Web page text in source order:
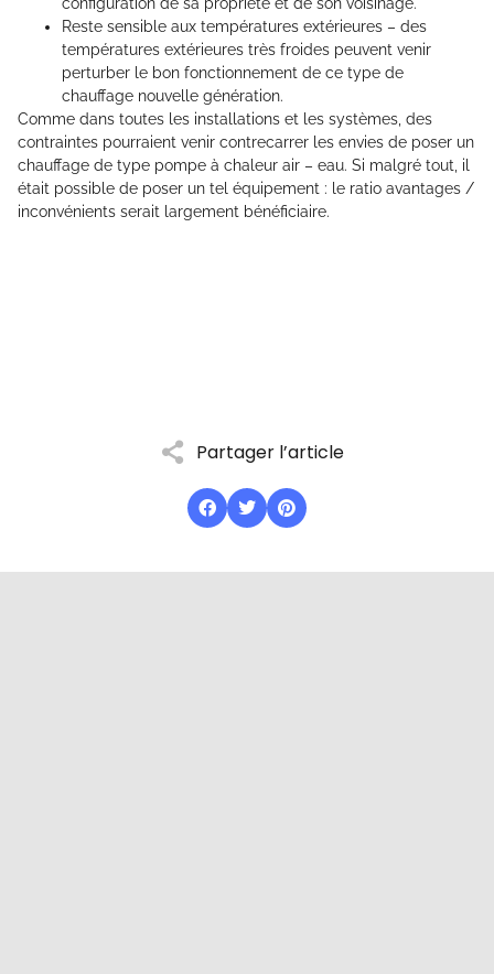
Partager l’article
configuration de sa propriété et de son voisinage.
Reste sensible aux températures extérieures – des
températures extérieures très froides peuvent venir
perturber le bon fonctionnement de ce type de
chauffage nouvelle génération.
Comme dans toutes les installations et les systèmes, des
contraintes pourraient venir contrecarrer les envies de poser un
chauffage de type pompe à chaleur air – eau. Si malgré tout, il
était possible de poser un tel équipement : le ratio avantages /
inconvénients serait largement bénéficiaire.